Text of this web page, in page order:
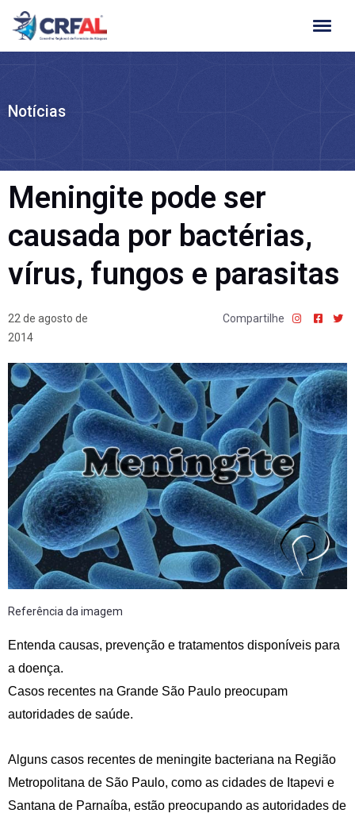
Ir
para
Notícias
Meningite pode ser
causada por bactérias,
vírus, fungos e parasitas
22 de agosto de
2014
Compartilhe
Referência da imagem
Entenda causas, prevenção e tratamentos disponíveis para
a doença.
Casos recentes na Grande São Paulo preocupam
autoridades de saúde.
Alguns casos recentes de meningite bacteriana na Região
Metropolitana de São Paulo, como as cidades de Itapevi e
Santana de Parnaíba, estão preocupando as autoridades de